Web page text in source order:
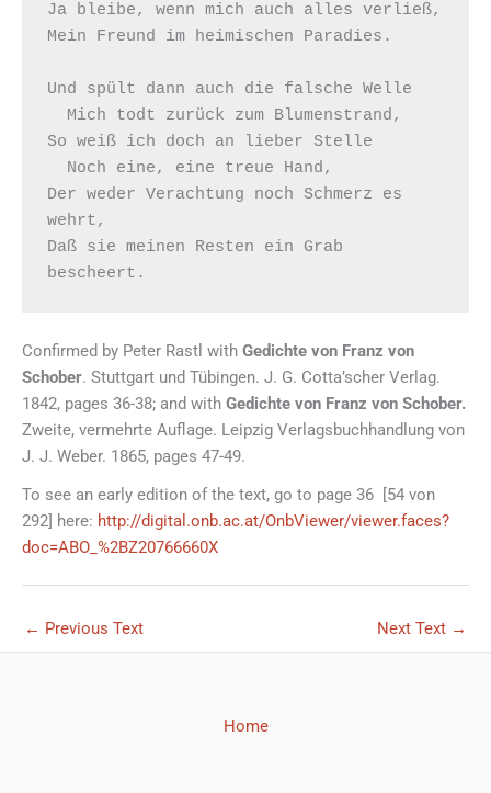
Ja bleibe, wenn mich auch alles verließ,
Mein Freund im heimischen Paradies.
Und spült dann auch die falsche Welle
So weiß ich doch an lieber Stelle
Der weder Verachtung noch Schmerz es
wehrt,
Daß sie meinen Resten ein Grab
Confirmed by Peter Rastl with Gedichte von Franz von
Schober. Stuttgart und Tübingen. J. G. Cotta’scher Verlag.
1842, pages 36-38; and with Gedichte von Franz von Schober.
Zweite, vermehrte Auflage. Leipzig Verlagsbuchhandlung von
J. J. Weber. 1865, pages 47-49.
To see an early edition of the text, go to page 36 [54 von
292] here: http://digital.onb.ac.at/OnbViewer/viewer.faces?
doc=ABO_%2BZ20766660X
← Previous Text Next Text →
Home